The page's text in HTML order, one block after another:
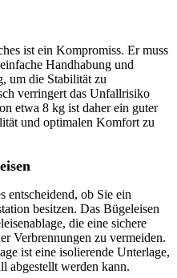
ist ein Kompromiss. Er muss
Handhabung und
um die Stabilität zu
verringert das Unfallrisiko
etwa 8 kg ist daher ein guter
und optimalen Komfort zu
entscheidend, ob Sie ein
besitzen. Das Bügeleisen
die eine sichere
Verbrennungen zu vermeiden.
ist eine isolierende Unterlage,
abgestellt werden kann.